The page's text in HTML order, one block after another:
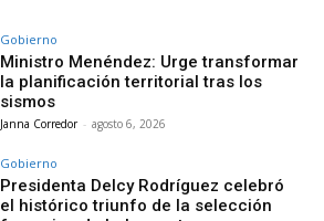
Gobierno
Ministro Menéndez: Urge transformar
la planificación territorial tras los
sismos
Janna Corredor - agosto 6, 2026
Gobierno
Presidenta Delcy Rodríguez celebró
el histórico triunfo de la selección